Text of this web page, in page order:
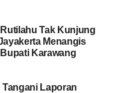
Tak Kunjung
Menangis
Karawang
Laporan